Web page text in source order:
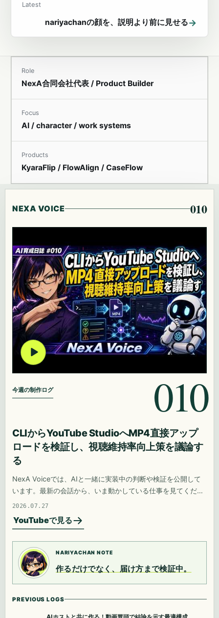
Latest
nariyachanの顔を、説明より前に見せる→
Role
NexA合同会社代表 / Product Builder
Focus
AI / character / work systems
Products
KyaraFlip / FlowAlign / CaseFlow
NEXA VOICE 010
今週の制作ログ 010
CLIからYouTube StudioへMP4直接アップ
ロードを検証し、視聴維持率向上策を議論す
る
NexA Voiceでは、AIと一緒に実装中の判断や検証を公開して
います。最新の会話から、いま動かしている仕事を見てくださ
い。
2026.07.27
YouTubeで見る
NARIYACHAN NOTE
作るだけでなく、届け方まで検証中。
PREVIOUS LOGS